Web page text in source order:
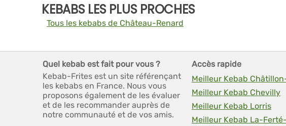
KEBABS LES PLUS PROCHES
Tous les kebabs de Château-Renard
Quel kebab est fait pour vous ?
Kebab-Frites est un site référençant
les kebabs en France. Nous vous
proposons également de les évaluer
et de les recommander auprès de
notre communauté et de vos amis.
Accès rapide
Meilleur Kebab
Meilleur Kebab Chevilly
Meilleur Kebab Lorris
Meilleur Kebab La-